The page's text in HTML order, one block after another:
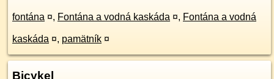
fontána ¤, Fontána a vodná kaskáda ¤, Fontána a vodná
kaskáda ¤, pamätník ¤
Bicykel